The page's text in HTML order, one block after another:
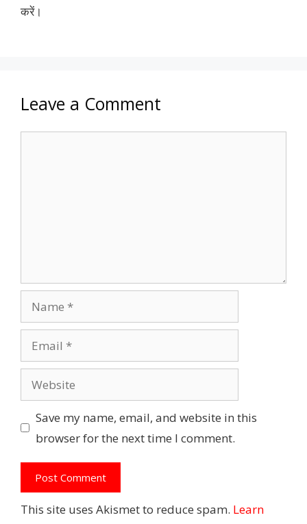
करें।
Leave a Comment
Name
Email
Website
Save my name, email, and website in this
browser for the next time I comment.
This site uses Akismet to reduce spam. Learn